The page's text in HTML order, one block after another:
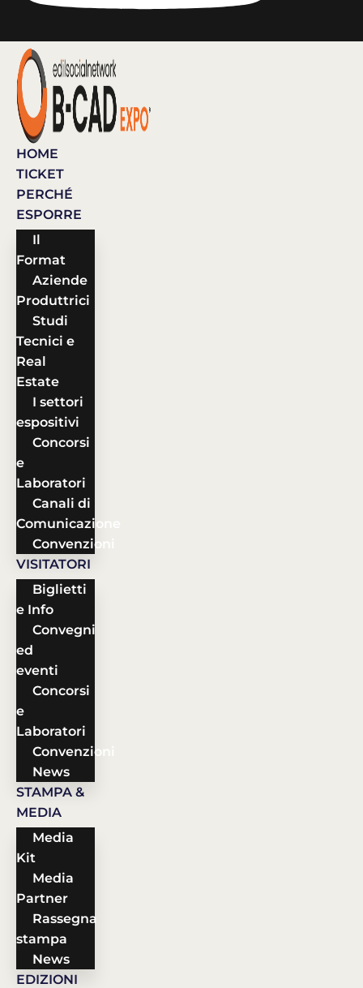
HOME
TICKET
PERCHÉ
ESPORRE
Il
Format
Aziende
Produttrici
Studi
Tecnici e
Real
Estate
I settori
espositivi
Concorsi
e
Laboratori
Canali di
Comunicazione
Convenzioni
VISITATORI
Biglietti
e Info
Convegni
ed
eventi
Concorsi
e
Laboratori
Convenzioni
News
STAMPA &
MEDIA
Media
Kit
Media
Partner
Rassegna
stampa
News
EDIZIONI